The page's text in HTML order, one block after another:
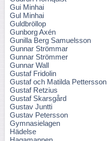
Gui Minhai
Gul Minhai
Guldbröllop
Gunborg Axén
Gunilla Berg Samuelsson
Gunnar Strömmar
Gunnar Strömmer
Gunnar Wall
Gustaf Fridolin
Gustaf och Matilda Pettersson
Gustaf Retzius
Gustaf Skarsgård
Gustav Juntti
Gustav Petersson
Gymnasielagen
Hädelse